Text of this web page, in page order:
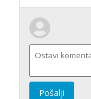
Pošalji